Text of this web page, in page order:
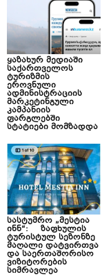
ყაზახურ მედიაში
საქართველოს
ტურიზმის
ეროვნული
ადმინისტრაციის
მარკეტინგული
კამპანიის
ფარგლებში
სტატიები მომზადდა
სასტუმრო „მესტია
ინნ“: ზაფხულის
ტურისტულ სეზონზე
მაღალი დატვირთვა
და საერთაშორისო
ვიზიტორების
სიმრავლეა